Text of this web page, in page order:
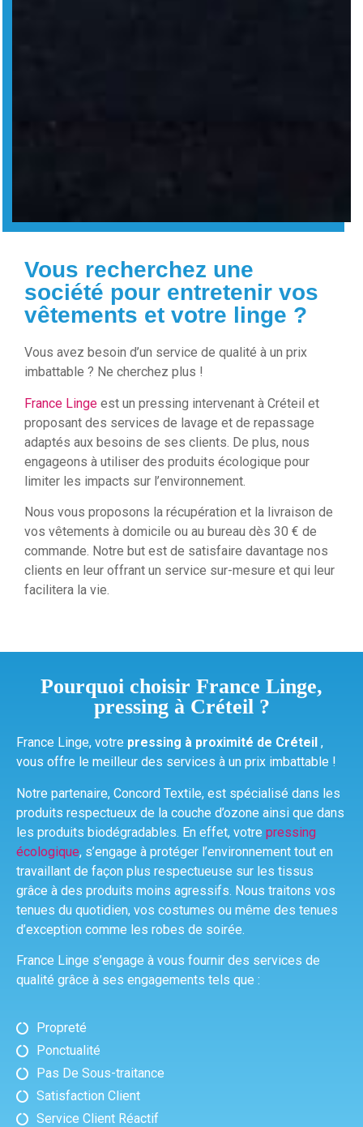
Vous recherchez une
société pour entretenir vos
vêtements et votre linge ?
Vous avez besoin d’un service de qualité à un prix
imbattable ? Ne cherchez plus !
France Linge est un pressing intervenant à Créteil et
proposant des services de lavage et de repassage
adaptés aux besoins de ses clients. De plus, nous
engageons à utiliser des produits écologique pour
limiter les impacts sur l’environnement.
Nous vous proposons la récupération et la livraison de
vos vêtements à domicile ou au bureau dès 30 € de
commande. Notre but est de satisfaire davantage nos
clients en leur offrant un service sur-mesure et qui leur
facilitera la vie.
Pourquoi choisir France Linge,
pressing à Créteil ?
France Linge, votre pressing à proximité de Créteil ,
vous offre le meilleur des services à un prix imbattable !
Notre partenaire, Concord Textile, est spécialisé dans les
produits respectueux de la couche d’ozone ainsi que dans
les produits biodégradables. En effet, votre pressing
écologique, s’engage à protéger l’environnement tout en
travaillant de façon plus respectueuse sur les tissus
grâce à des produits moins agressifs. Nous traitons vos
tenues du quotidien, vos costumes ou même des tenues
d’exception comme les robes de soirée.
France Linge s’engage à vous fournir des services de
qualité grâce à ses engagements tels que :
Propreté
Ponctualité
Pas De Sous-traitance
Satisfaction Client
Service Client Réactif